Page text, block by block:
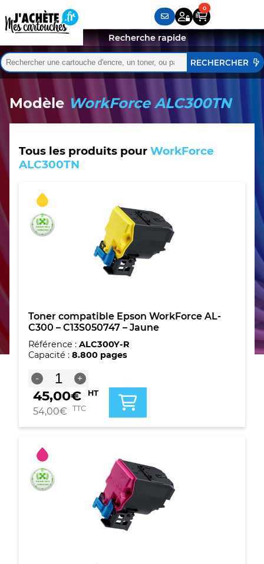
Rechercher :
Quand les résultats de l'auto-complétion sont
Recherche rapide
Modèle WorkForce ALC300TN
Tous les produits pour WorkForce
ALC300TN
Toner compatible Epson WorkForce AL-
C300 – C13S050747 – Jaune
Référence : ALC300Y-R
Capacité : 8.800 pages
-
quantité
de
Toner
compatible
WorkForce
C300
-
C13S050747
-
+
45,00€ HT
54,00€ TTC